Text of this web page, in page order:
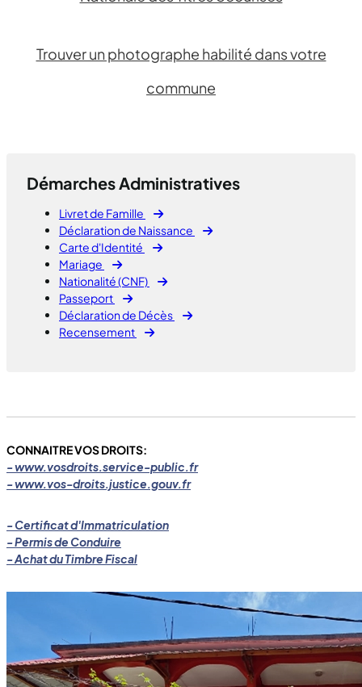
Trouver un photographe habilité dans votre
commune
Démarches Administratives
Livret de Famille
Déclaration de Naissance
Carte d'Identité
Mariage
Nationalité (CNF)
Passeport
Déclaration de Décès
Recensement
CONNAITRE VOS DROITS:
- www.vosdroits.service-public.fr
- www.vos-droits.justice.gouv.fr
- Certificat d'Immatriculation
- Permis de Conduire
- Achat du Timbre Fiscal